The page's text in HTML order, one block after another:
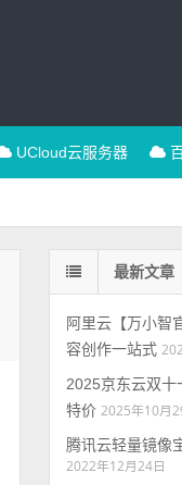
UCloud云服务器
最新文章
阿里云【万小智
容创作一站式
2025京东云双十
特价 2025年10月
腾讯云轻量镜像
2022年12月24日